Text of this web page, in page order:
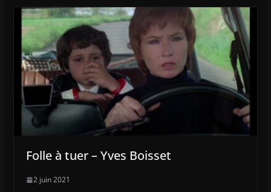
Folle à tuer – Yves Boisset
2 juin 2021